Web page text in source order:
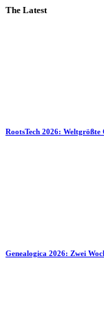
The Latest
RootsTech 2026:
Genealogica 2026: Zwei